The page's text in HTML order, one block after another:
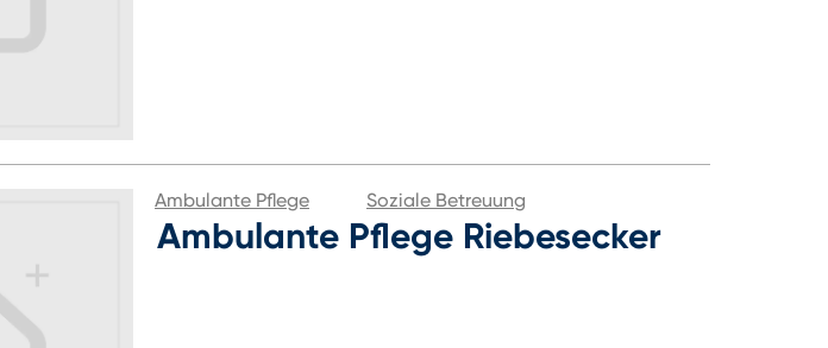
Ambulante Pflege Soziale Betreuung
Ambulante Pflege Riebesecker